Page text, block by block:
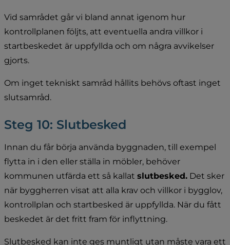
Vid samrådet går vi bland annat igenom hur
kontrollplanen följts, att eventuella andra villkor i
startbeskedet är uppfyllda och om några avvikelser
gjorts.
Om inget tekniskt samråd hållits behövs oftast inget
slutsamråd.
Steg 10: Slutbesked
Innan du får börja använda byggnaden, till exempel
flytta in i den eller ställa in möbler, behöver
kommunen utfärda ett så kallat slutbesked. Det sker
när byggherren visat att alla krav och villkor i bygglov,
kontrollplan och startbesked är uppfyllda. När du fått
beskedet är det fritt fram för inflyttning.
Slutbesked kan inte ges muntligt utan måste vara ett